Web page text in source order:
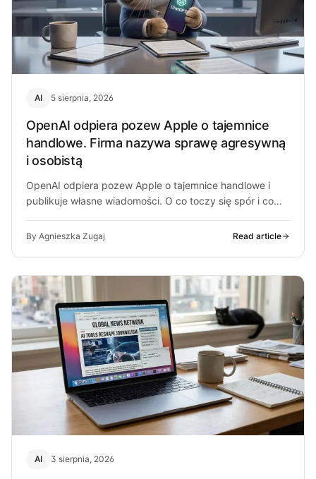
AI 5 sierpnia, 2026
OpenAI odpiera pozew Apple o tajemnice
handlowe. Firma nazywa sprawę agresywną
i osobistą
OpenAI odpiera pozew Apple o tajemnice handlowe i
publikuje własne wiadomości. O co toczy się spór i co
By Agnieszka Zugaj Read article
AI 3 sierpnia, 2026